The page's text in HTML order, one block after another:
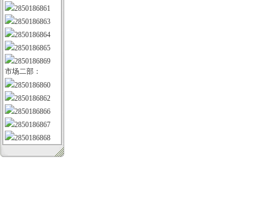
2850186861
2850186863
2850186864
2850186865
2850186869
市场二部：
2850186860
2850186862
2850186866
2850186867
2850186868